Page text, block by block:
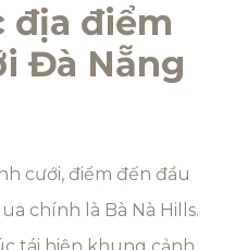
địa điểm
Đà Nẵng
cưới, điểm đến đầu
chính là Bà Nà Hills.